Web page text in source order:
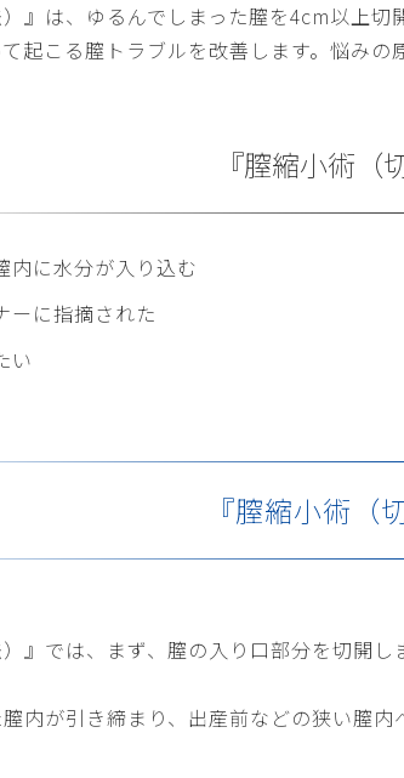
）』は、ゆるんでしまった膣を4cm以上
起こる膣トラブルを改善します。悩み
『膣縮小術
内に水分が入り込む
ーに指摘された
い
『膣縮小術（
）』では、まず、膣の入り口部分を切開
内が引き締まり、出産前などの狭い膣内